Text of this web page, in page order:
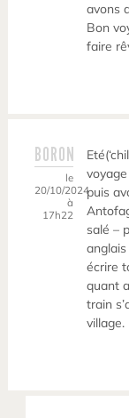
avons
Bon
faire
BORON
le
20/10/2024
à
17h22
puis
salé –
écrire
quant
train
village.